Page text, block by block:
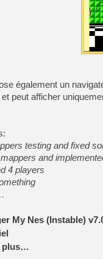
également un
peut afficher
testing and fixed
and
4 players
My Nes (Instable)
plus…